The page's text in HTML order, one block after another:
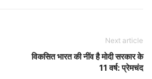
Next article
विकसित भारत की नींव है मोदी सरकार के
11 वर्ष: प्रेमचंद